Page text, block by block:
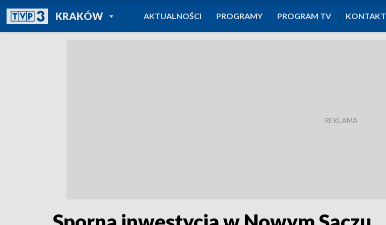
KRAKÓWPOWRÓT DO
TVP REGIONY
AKTUALNOŚCI PROGRAMY PROGRAM TV KONTAKT